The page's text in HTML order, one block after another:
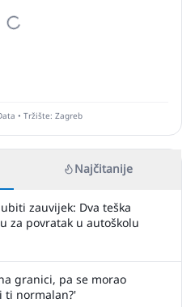
• Tržište: Zagreb
Najčitanije
zauvijek: Dva teška
za povratak u autoškolu
granici, pa se morao
ti normalan?'